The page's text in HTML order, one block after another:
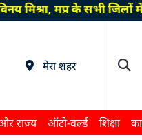
मिश्रा, मप्र के सभी
मेरा शहर
राज्य ऑटो-वर्ल्ड शिक्षा